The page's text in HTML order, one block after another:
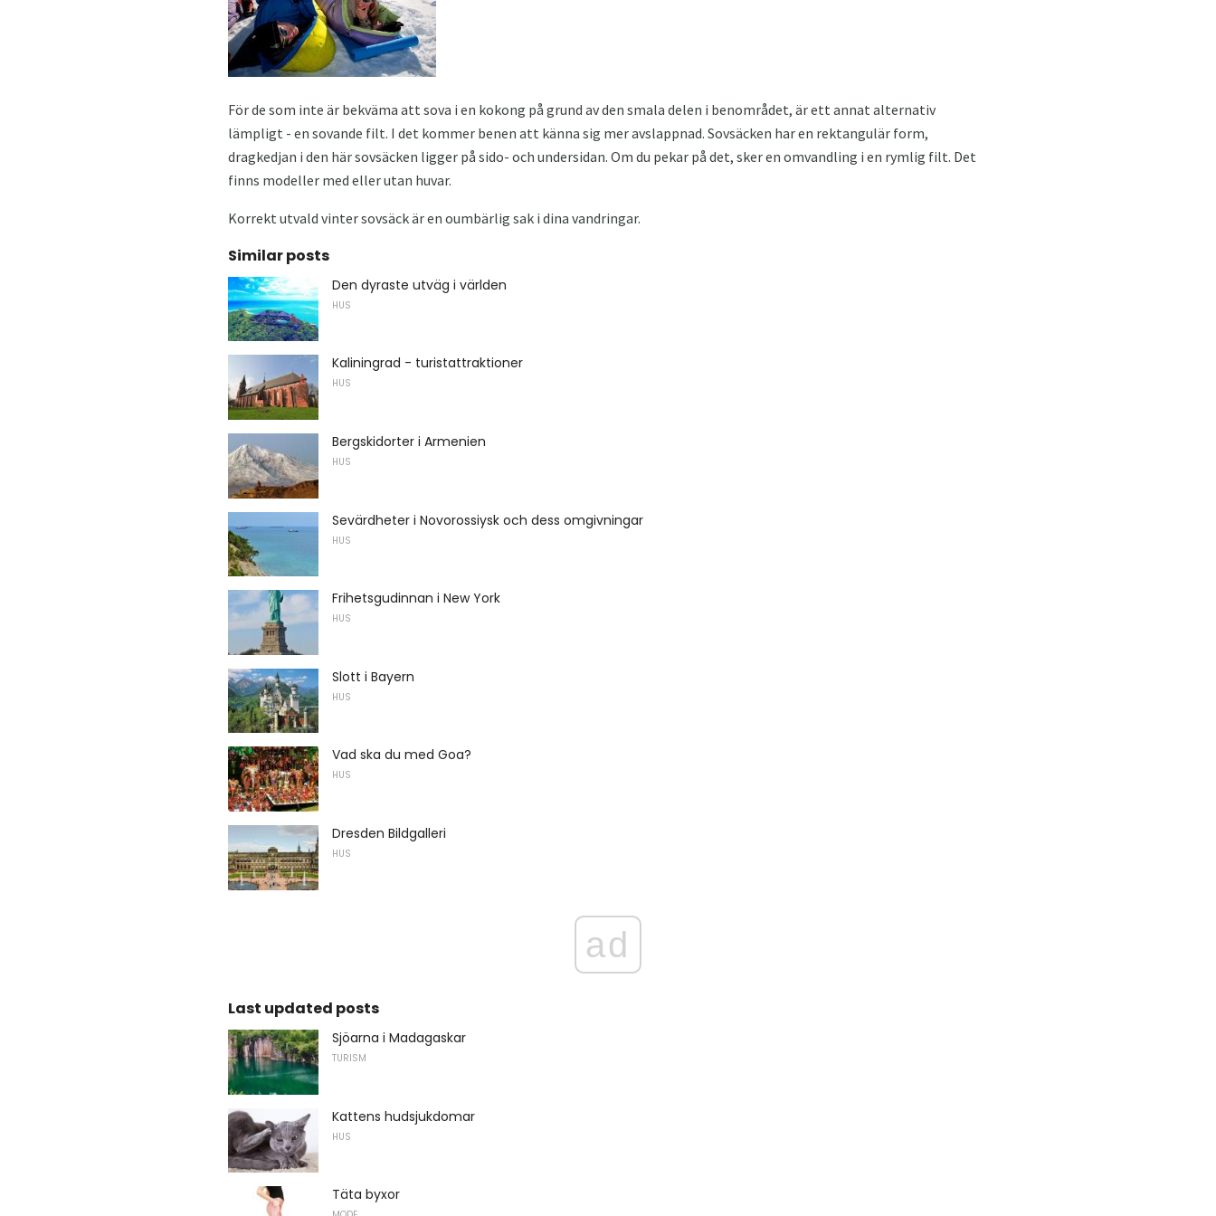
För de som inte är bekväma att sova i en kokong på grund av den smala delen i benområdet, är ett annat alternativ
lämpligt - en sovande filt. I det kommer benen att känna sig mer avslappnad. Sovsäcken har en rektangulär form,
dragkedjan i den här sovsäcken ligger på sido- och undersidan. Om du pekar på det, sker en omvandling i en rymlig filt. Det
finns modeller med eller utan huvar.
Korrekt utvald vinter sovsäck är en oumbärlig sak i dina vandringar.
Similar posts
Den dyraste utväg i världen
HUS
Kaliningrad - turistattraktioner
HUS
Bergskidorter i Armenien
HUS
Sevärdheter i Novorossiysk och dess omgivningar
HUS
Frihetsgudinnan i New York
HUS
Slott i Bayern
HUS
Vad ska du med Goa?
HUS
Dresden Bildgalleri
HUS
ad
Last updated posts
Sjöarna i Madagaskar
TURISM
Kattens hudsjukdomar
HUS
Täta byxor